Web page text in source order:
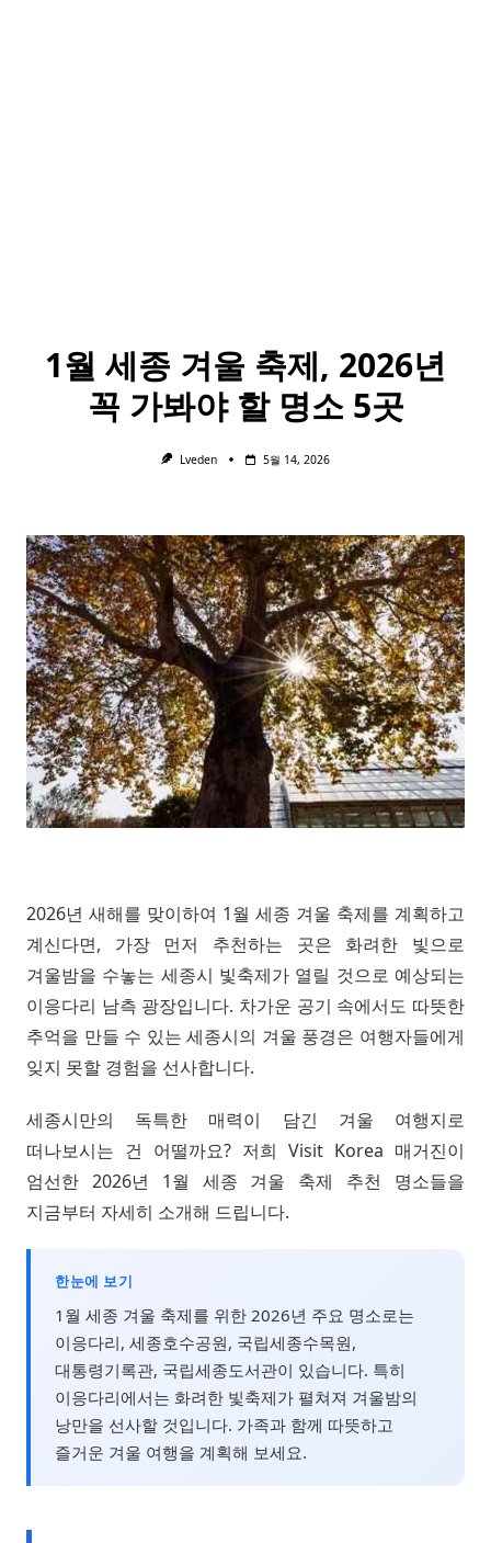
1월 세종 겨울 축제, 2026년
꼭 가봐야 할 명소 5곳
Lveden 5월 14, 2026
2026년 새해를 맞이하여 1월 세종 겨울 축제를 계획하고
계신다면, 가장 먼저 추천하는 곳은 화려한 빛으로
겨울밤을 수놓는 세종시 빛축제가 열릴 것으로 예상되는
이응다리 남측 광장입니다. 차가운 공기 속에서도 따뜻한
추억을 만들 수 있는 세종시의 겨울 풍경은 여행자들에게
잊지 못할 경험을 선사합니다.
세종시만의 독특한 매력이 담긴 겨울 여행지로
떠나보시는 건 어떨까요? 저희 Visit Korea 매거진이
엄선한 2026년 1월 세종 겨울 축제 추천 명소들을
지금부터 자세히 소개해 드립니다.
한눈에 보기
1월 세종 겨울 축제를 위한 2026년 주요 명소로는
이응다리, 세종호수공원, 국립세종수목원,
대통령기록관, 국립세종도서관이 있습니다. 특히
이응다리에서는 화려한 빛축제가 펼쳐져 겨울밤의
낭만을 선사할 것입니다. 가족과 함께 따뜻하고
즐거운 겨울 여행을 계획해 보세요.